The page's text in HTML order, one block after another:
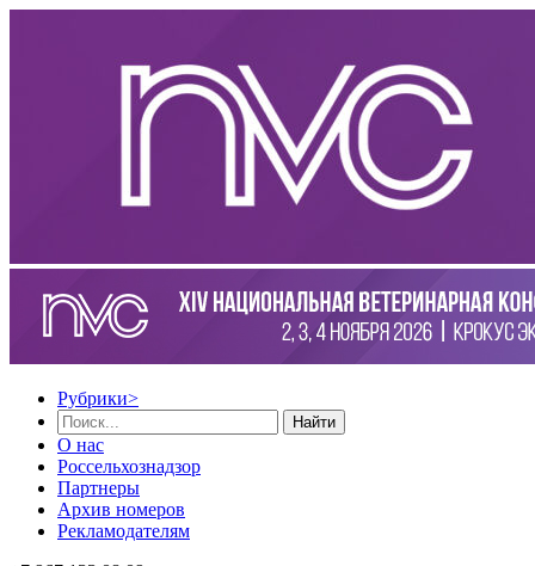
Рубрики>
Найти
О нас
Россельхознадзор
Партнеры
Архив номеров
Рекламодателям